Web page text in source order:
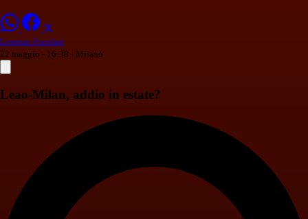
Lorenzo Focolari
22 maggio - 16:38 - Milano
Leao-Milan, addio in estate?